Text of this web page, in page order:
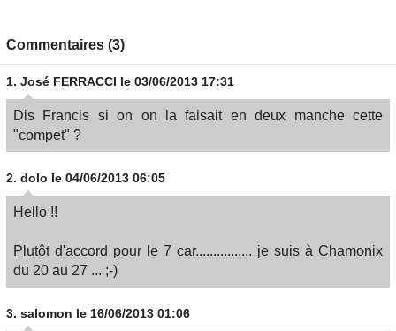
Commentaires (3)
1. José FERRACCI le 03/06/2013 17:31
Dis Francis si on on la faisait en deux manche cette
"compet" ?
2. dolo le 04/06/2013 06:05
Hello !!
Plutôt d'accord pour le 7 car................ je suis à Chamonix
du 20 au 27 ... ;-)
3. salomon le 16/06/2013 01:06